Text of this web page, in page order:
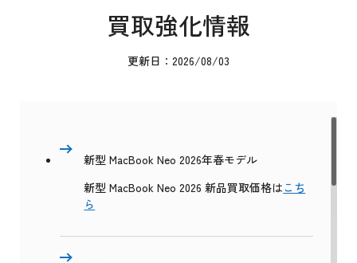
買取強化情報
更新日：2026/08/03
新型 MacBook Neo 2026年春モデル
新型 MacBook Neo 2026 新品買取価格はこち
ら